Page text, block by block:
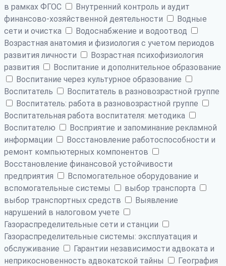
в рамках ФГОС
Внутренний контроль и аудит
финансово-хозяйственной деятельности
Водные
сети и очистка
Водоснабжение и водоотвод
Возрастная анатомия и физиология с учетом периодов
развития личности
Возрастная психофизиология
развития
Воспитание и дополнительное образование
Воспитание через культурное образование
Воспитатель
Воспитатель в разновозрастной группе
Воспитатель: работа в разновозрастной группе
Воспитательная работа воспитателя: методика
Воспитателю
Восприятие и запоминание рекламной
информации
Восстановление работоспособности и
ремонт компьютерных компонентов
Восстановление финансовой устойчивости
предприятия
Вспомогательное оборудование и
вспомогательные системы
выбор транспорта
выбор транспортных средств
Выявление
нарушений в налоговом учете
Газораспределительные сети и станции
Газораспределительные системы: эксплуатация и
обслуживание
Гарантии независимости адвоката и
неприкосновенность адвокатской тайны
География